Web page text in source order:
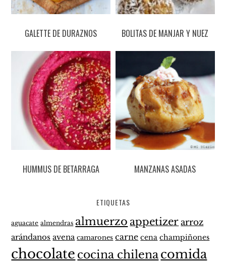
GALETTE DE DURAZNOS BOLITAS DE MANJAR Y NUEZ
HUMMUS DE BETARRAGA MANZANAS ASADAS
ETIQUETAS
aguacate almendras almuerzo appetizer arroz
arándanos avena camarones carne cena champiñones
chocolate cocina chilenacomida